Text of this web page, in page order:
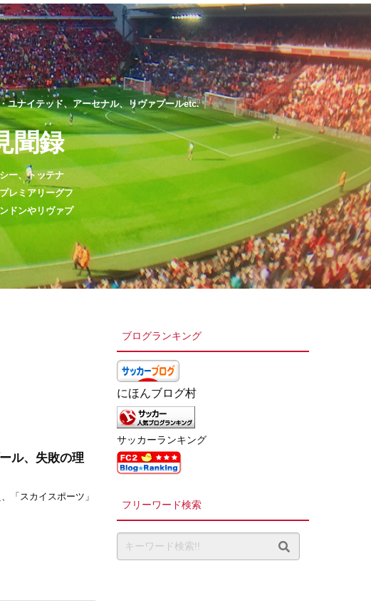
ユナイテッド、アーセナル、リヴァプールetc.
聞録
ー、トッテナ
レミアリーグフ
ドンやリヴァプ
ル、失敗の理
「スカイスポーツ」
ブログランキング
にほんブログ村
サッカーランキング
フリーワード検索